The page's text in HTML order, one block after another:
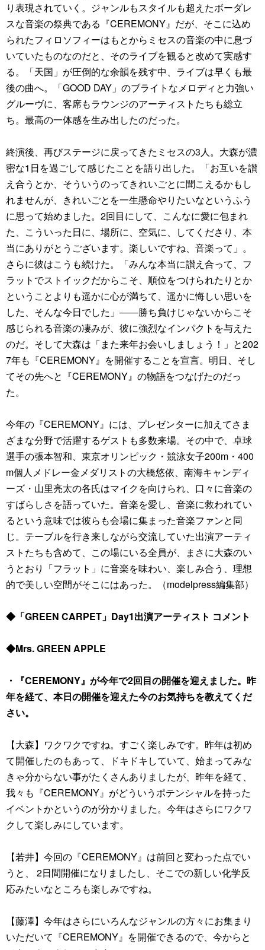
り表現されていく。ジャンルもスタイルも超えたボーダレ
スな音楽の祭典である『CEREMONY』だが、そこに込め
られたフィロソフィーはもとからミセスの音楽の中に息づ
いていたものなのだと、そのライブを観ると改めて実感す
る。「天国」が圧倒的な余韻を残す中、ライブは早くも最
後の曲へ。「GOOD DAY」のブライトなメロディと力強い
グルーヴに、客席もラウンジのアーティストたちも総立
ち。最高の一体感を生み出したのだった。
終演後、再びステージに戻ってきたミセスの3人。大森が濃
密な1日を過ごして感じたことを語り出した。「お互いを讃
え合うとか、そういうのってきれいごとに聞こえるかもし
れませんが、きれいごとを一生懸命やりたいなというふう
に思って始めました。2回目にして、こんなに愛に包まれ
た、こういった日に、場所に、空気に、してくださり、本
当にありがとうございます。楽しいですね、音楽って」。
さらに彼はこうも続けた。「みんな本当に讃え合って、フ
ラットでストイックだからこそ、順位をつけられたりとか
ということよりも遥かに心が満ちて、遥かに悔しい思いを
した、そんな今日でした」――勝ち負けじゃないからこそ
感じられる音楽の凄みが、彼に強烈なインパクトを与えた
のだ。そして大森は「また来年お会いしましょう！」と202
7年も『CEREMONY』を開催することを宣言。明日、そし
てその先へと『CEREMONY』の物語をつなげたのだっ
た。
今年の『CEREMONY』には、プレゼンターに加えてさま
ざまな分野で活躍するゲストも多数来場。その中で、卓球
選手の張本智和、東京オリンピック・競泳女子200m・400
m個人メドレー金メダリストの大橋悠依、南海キャンディ
ーズ・山里亮太の各氏はマイクを向けられ、口々に音楽の
すばらしさを語っていた。音楽を愛し、音楽に救われてい
るという意味では彼らも会場に集まった音楽ファンと同
じ。テーブルを行き来しながら交流していた出演アーティ
ストたちも含めて、この場にいる全員が、まさに大森のい
うとおり「フラット」に音楽を味わい、楽しみ合う、理想
的で美しい空間がそこにはあった。（modelpress編集部）
◆「GREEN CARPET」Day1出演アーティスト コメント
◆Mrs. GREEN APPLE
・『CEREMONY』が今年で2回目の開催を迎えました。昨
年を経て、本日の開催を迎えた今のお気持ちを教えてくだ
さい。
【大森】ワクワクですね。すごく楽しみです。昨年は初め
て開催したのもあって、ドキドキしていて、始まってみな
きゃ分からない事がたくさんありましたが、昨年を経て、
我々も『CEREMONY』がどういうポテンシャルを持った
イベントかというのが分かりました。今年はさらにワクワ
クして楽しみにしています。
【若井】今回の『CEREMONY』は前回と変わった点でい
うと、 2日間開催になりましたし、そこでの新しい化学反
応みたいなところも楽しみですね。
【藤澤】今年はさらにいろんなジャンルの方々にお集まり
いただいて『CEREMONY』を開催できるので、今からと